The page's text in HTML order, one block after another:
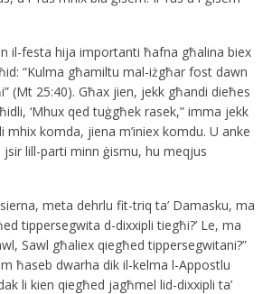
il-festa hija importanti ħafna għalina biex
“Kulma għamiltu mal-iżgħar fost dawn
(Mt 25:40). Għax jien, jekk għandi dieħes
‘Mhux qed tuġgħek rasek,” imma jekk
mhix komda, jiena m’iniex komdu. U anke
jsir lill-parti minn ġismu, hu meqjus
meta dehrlu fit-triq ta’ Damasku, ma
tippersegwita d-dixxipli tiegħi?’ Le, ma
Sawl għaliex qiegħed tippersegwitani?”
ħaseb dwarha dik il-kelma l-Appostlu
li kien qiegħed jagħmel lid-dixxipli ta’